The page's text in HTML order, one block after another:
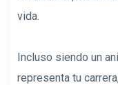
vida.
Incluso siendo un
representa tu